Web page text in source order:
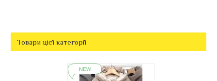
Товари цієї категорії